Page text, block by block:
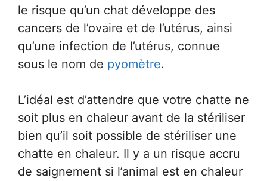
le risque qu’un chat développe des
cancers de l’ovaire et de l’utérus, ainsi
qu’une infection de l’utérus, connue
sous le nom de pyomètre.
L’idéal est d’attendre que votre chatte ne
soit plus en chaleur avant de la stériliser
bien qu’il soit possible de stériliser une
chatte en chaleur. Il y a un risque accru
de saignement si l’animal est en chaleur